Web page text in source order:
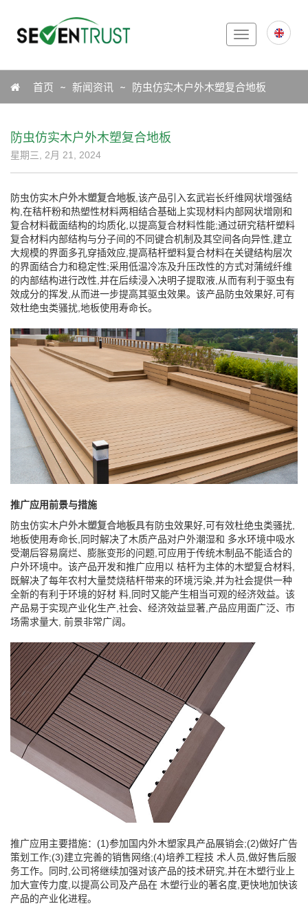
Toggle
navigation
Icon首页 新闻资讯 防虫仿实木户外木塑复合地板
防虫仿实木户外木塑复合地板
星期三, 2月 21, 2024
防虫仿实木户外木塑复合地板 ,该产品引入玄武岩长纤维网状增强结
构,在秸杆粉和热塑性材料两相结合基础上实现材料内部网状增刚和
复合材料截面结构的均质化,以提高复合材料性能;通过研究秸杆塑料
复合材料内部结构与分子间的不同键合机制及其空间各向异性,建立
大规模的界面多孔穿插效应,提高秸杆塑料复合材料在关键结构层次
的界面结合力和稳定性;采用低温冷冻及升压改性的方式对蒲绒纤维
的内部结构进行改性,并在后续浸入决明子提取液,从而有利于驱虫有
效成分的挥发,从而进一步提高其驱虫效果。该产品防虫效果好,可有
效杜绝虫类骚扰,地板使用寿命长。
推广应用前景与措施
防虫仿实木户外木塑复合地板具有防虫效果好,可有效杜绝虫类骚扰,
地板使用寿命长,同时解决了木质产品对户外潮湿和 多水环境中吸水
受潮后容易腐烂、膨胀变形的问题,可应用于传统木制品不能适合的
户外环境中。该产品开发和推广应用以 桔杆为主体的木塑复合材料,
既解决了每年农村大量焚烧秸杆带来的环境污染,并为社会提供一种
全新的有利于环境的好材 料,同时又能产生相当可观的经济效益。该
产品易于实现产业化生产,社会、经济效益显著,产品应用面广泛、市
场需求量大, 前景非常广阔。
推广应用主要措施：(1)参加国内外木塑家具产品展销会;(2)做好广告
策划工作;(3)建立完善的销售网络;(4)培养工程技 术人员,做好售后服
务工作。同时,公司将继续加强对该产品的技术研究,并在木塑行业上
加大宣传力度,以提高公司及产品在 木塑行业的著名度,更快地加快该
产品的产业化进程。